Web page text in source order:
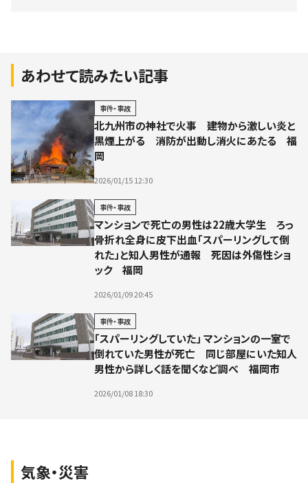
あわせて読みたい記事
事件・事故
北九州市の神社で火事 建物から激しい炎と
黒煙上がる 消防が出動し消火にあたる 福
岡
2026/01/15 12:30
事件・事故
マンションで死亡の男性は22歳大学生 ろっ
骨折れ全身に皮下出血「スパーリングして倒
れた」と知人男性が通報 死因は外傷性ショ
ック 福岡
2026/01/09 20:45
事件・事故
「スパーリングしていた」 マンションの一室で
倒れていた男性が死亡 同じ部屋にいた知人
男性から詳しく話を聞くなど調べ 福岡市
2026/01/08 18:30
気象・災害